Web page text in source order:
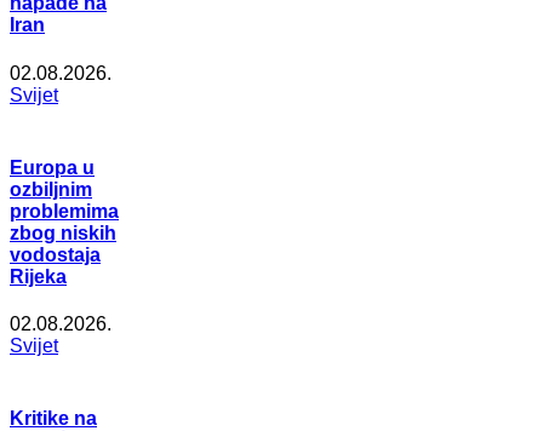
Iran
02.08.2026.
Svijet
Europa u
ozbiljnim
problemima
zbog niskih
vodostaja
Rijeka
02.08.2026.
Svijet
Kritike na